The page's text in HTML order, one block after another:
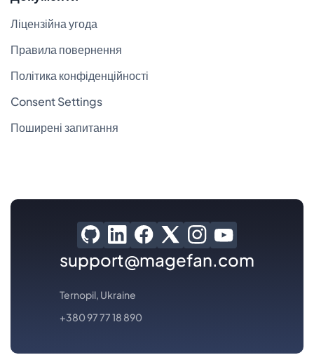
Ліцензійна угода
Правила повернення
Політика конфіденційності
Consent Settings
Поширені запитання
support@magefan.com
Ternopil, Ukraine
+380 97 77 18 890